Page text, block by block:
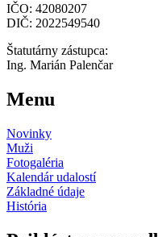
IČO: 42080207
DIČ: 2022549540
Štatutárny zástupca:
Ing. Marián Palenčar
Menu
Novinky
Muži
Fotogaléria
Kalendár udalostí
Základné údaje
História